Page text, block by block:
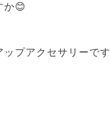
か😊
プアクセサリーです